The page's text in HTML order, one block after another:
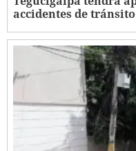
accidentes de tránsito